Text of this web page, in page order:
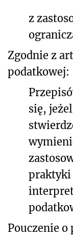
z
Zgodnie z
podatkowej:
się,
praktyki
Pouczenie